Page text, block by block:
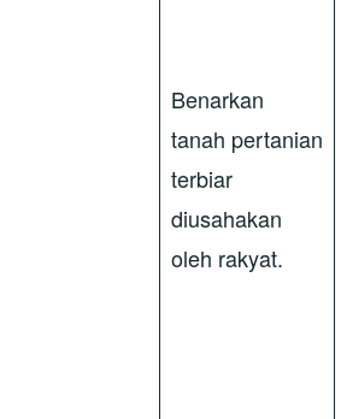
Benarkan
tanah pertanian
terbiar
diusahakan
oleh rakyat.